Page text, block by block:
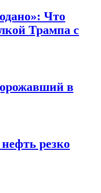
Что
Трампа с
в
резко